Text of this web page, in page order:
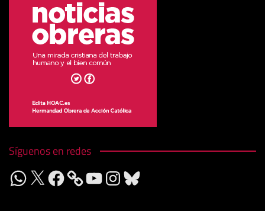
Síguenos en redes
WhatsApp
X Facebook YouTubeInstagram
Bluesky